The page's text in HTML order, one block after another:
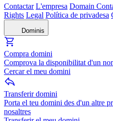
Contactar L'empresa Domain
Rights Legal Política de privadesa
Dominis
Compra domini
Comprova la disponibilitat d'un
Cercar el meu domini
Transferir domini
Porta el teu domini des d'un altre
nosaltres